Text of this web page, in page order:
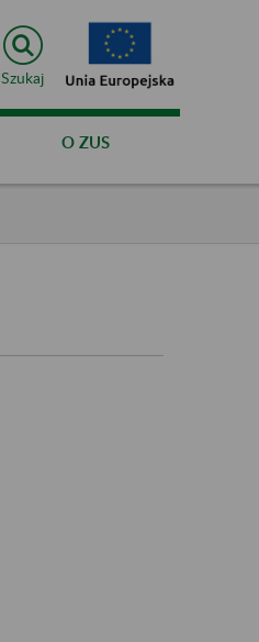
Szukaj
O ZUS